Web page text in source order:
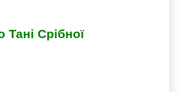
Тані Срібної